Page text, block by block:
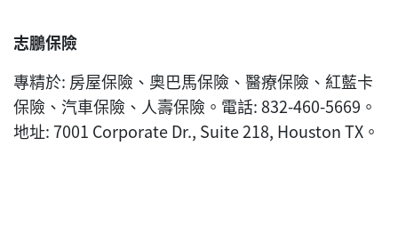
志鵬保險
專精於: 房屋保險、奧巴馬保險、醫療保險、紅藍卡
保險、汽車保險、人壽保險。電話: 832-460-5669。
地址: 7001 Corporate Dr., Suite 218, Houston TX。